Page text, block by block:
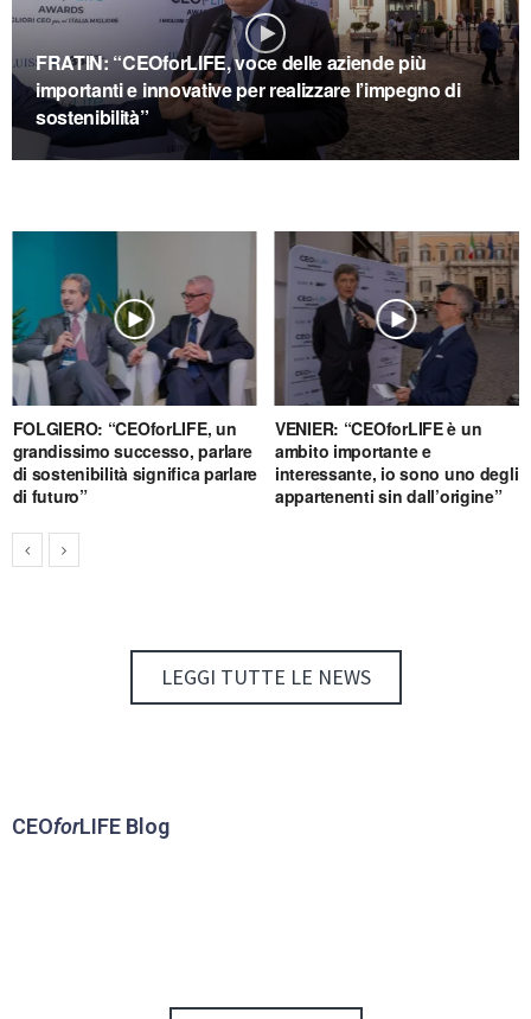
FRATIN: “CEOforLIFE, voce delle aziende più
importanti e innovative per realizzare l’impegno di
sostenibilità”
FOLGIERO: “CEOforLIFE, un
grandissimo successo, parlare
di sostenibilità significa parlare
di futuro”
VENIER: “CEOforLIFE è un
ambito importante e
interessante, io sono uno degli
appartenenti sin dall’origine”
LEGGI TUTTE LE NEWS
CEOforLIFE Blog